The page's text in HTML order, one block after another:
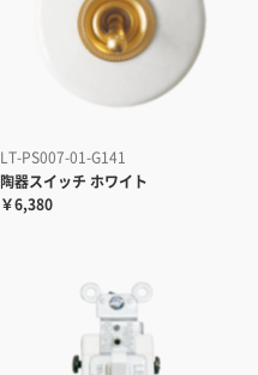
LT-PS007-01-G141
陶器スイッチ ホワイト
￥6,380